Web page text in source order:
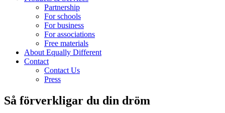
Partnership
For schools
For business
For associations
Free materials
About Equally Different
Contact
Contact Us
Press
Så förverkligar du din dröm